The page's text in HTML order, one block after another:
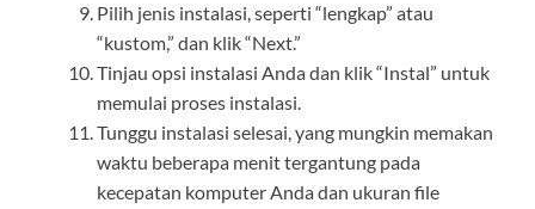
Pilih jenis instalasi, seperti “lengkap” atau
“kustom,” dan klik “Next.”
Tinjau opsi instalasi Anda dan klik “Instal” untuk
memulai proses instalasi.
Tunggu instalasi selesai, yang mungkin memakan
waktu beberapa menit tergantung pada
kecepatan komputer Anda dan ukuran file